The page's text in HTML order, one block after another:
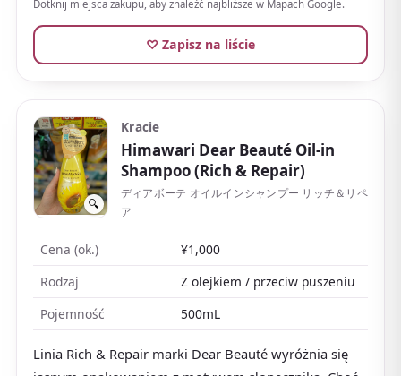
Dotknij miejsca zakupu, aby znaleźć najbliższe w Mapach Google.
♡ Zapisz na liście
🔍
Kracie
Himawari Dear Beauté Oil-in
Shampoo (Rich & Repair)
ディアボーテ オイルインシャンプー リッチ＆リペ
ア
Cena (ok.)
¥1,000
Rodzaj
Z olejkiem / przeciw puszeniu
Pojemność
500mL
Linia Rich & Repair marki Dear Beauté wyróżnia się